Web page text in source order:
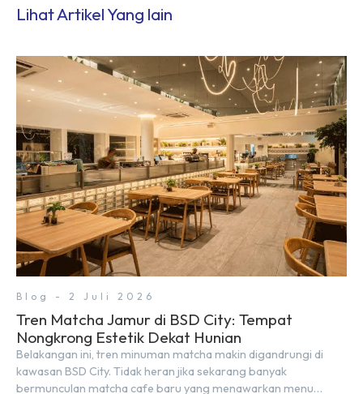
Lihat Artikel Yang lain
Blog - 2 Juli 2026
Tren Matcha Jamur di BSD City: Tempat
Nongkrong Estetik Dekat Hunian
Belakangan ini, tren minuman matcha makin digandrungi di
kawasan BSD City. Tidak heran jika sekarang banyak
bermunculan matcha cafe baru yang menawarkan menu